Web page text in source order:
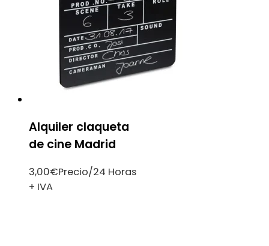
Alquiler claqueta
de cine Madrid
3,00€Precio/24 Horas
+ IVA